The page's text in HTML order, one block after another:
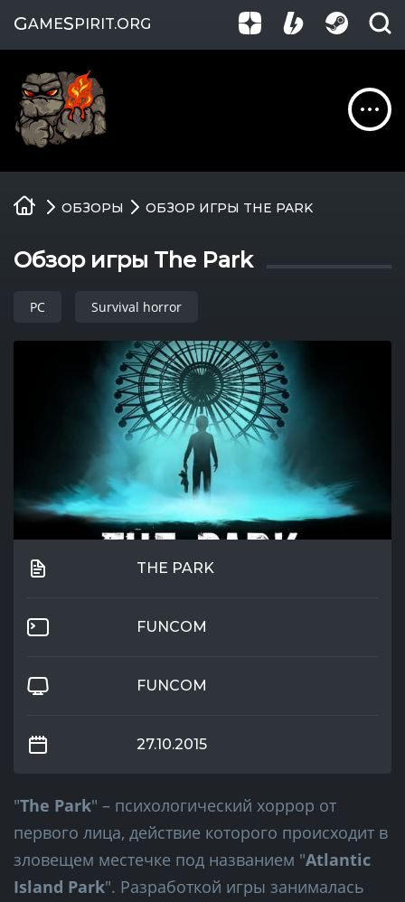
GAMESPIRIT.ORG
Игры
Компании
ОБЗОРЫ ОБЗОР ИГРЫ THE PARK
Обзор игры The Park
PC Survival horror
THE PARK
FUNCOM
FUNCOM
27.10.2015
"The Park" – психологический хоррор от
первого лица, действие которого происходит в
зловещем местечке под названием "Atlantic
Island Park". Разработкой игры занималась